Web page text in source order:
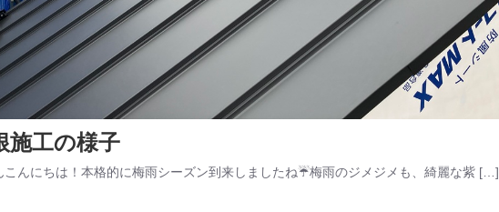
施工の様子
こんにちは！本格的に梅雨シーズン到来しましたね☔梅雨のジメジメも、綺麗な紫 […]